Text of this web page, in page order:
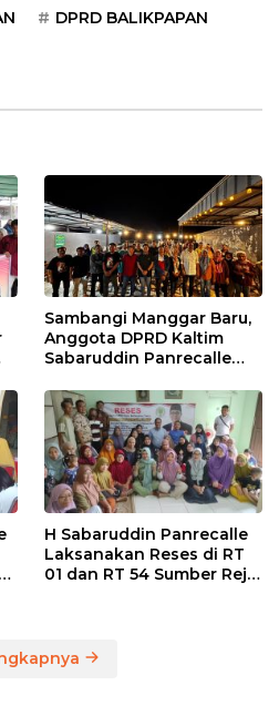
DPRD BALIKPAPAN
Sambangi Manggar Baru,
Anggota DPRD Kaltim
Sabaruddin Panrecalle
Balikpapan
H Sabaruddin Panrecalle
Laksanakan Reses di RT
01 dan RT 54 Sumber Rejo